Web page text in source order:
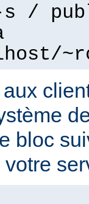
/
bloc